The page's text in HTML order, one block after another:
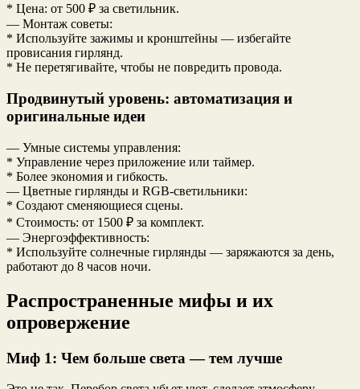
* Цена: от 500 ₽ за светильник.
— Монтаж советы:
* Используйте зажимы и кронштейны — избегайте
провисания гирлянд.
* Не перетягивайте, чтобы не повредить провода.
Продвинутый уровень: автоматизация и
оригинальные идеи
— Умные системы управления:
* Управление через приложение или таймер.
* Более экономия и гибкость.
— Цветные гирлянды и RGB-светильники:
* Создают сменяющиеся сцены.
* Стоимость: от 1500 ₽ за комплект.
— Энергоэффективность:
* Используйте солнечные гирлянды — заряжаются за день,
работают до 8 часов ночи.
Распространенные мифы и их
опровержение
Миф 1: Чем больше света — тем лучше